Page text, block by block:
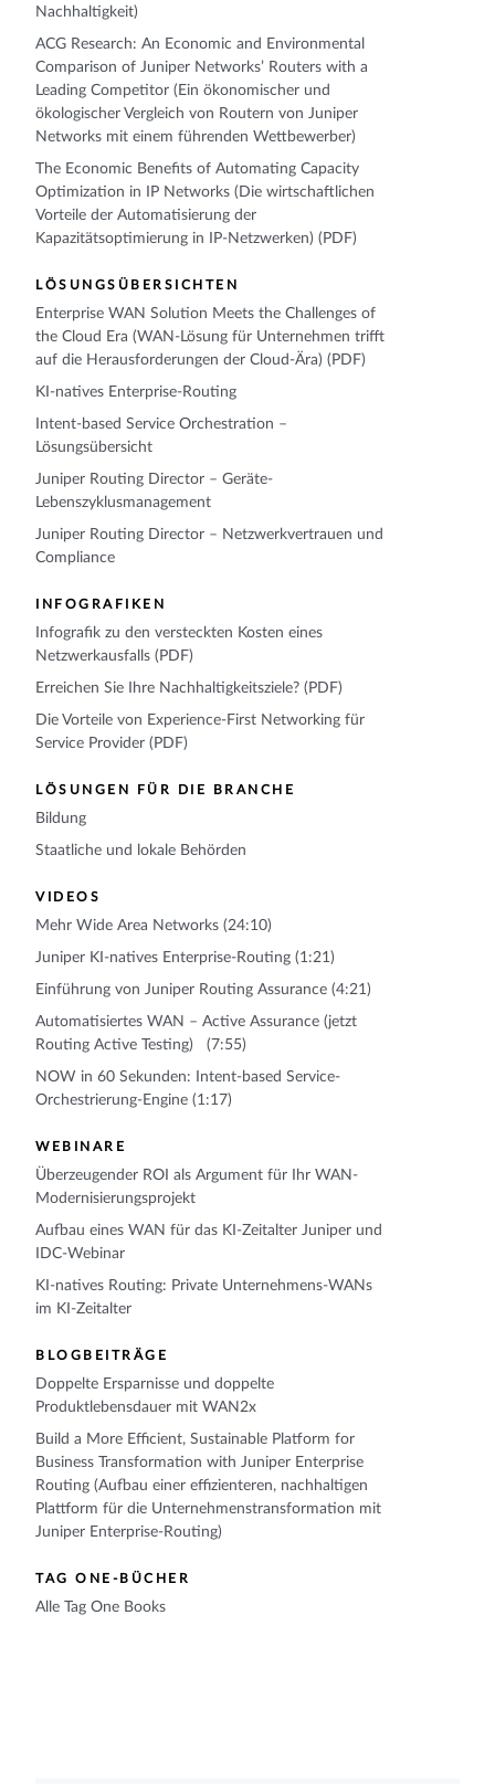
Nachhaltigkeit)
ACG Research: An Economic and Environmental
Comparison of Juniper Networks’ Routers with a
Leading Competitor (Ein ökonomischer und
ökologischer Vergleich von Routern von Juniper
Networks mit einem führenden Wettbewerber)
The Economic Benefits of Automating Capacity
Optimization in IP Networks (Die wirtschaftlichen
Vorteile der Automatisierung der
Kapazitätsoptimierung in IP-Netzwerken) (PDF)
LÖSUNGSÜBERSICHTEN
Enterprise WAN Solution Meets the Challenges of
the Cloud Era (WAN-Lösung für Unternehmen trifft
auf die Herausforderungen der Cloud-Ära) (PDF)
KI-natives Enterprise-Routing
Intent-based Service Orchestration –
Lösungsübersicht
Juniper Routing Director – Geräte-
Lebenszyklusmanagement
Juniper Routing Director – Netzwerkvertrauen und
Compliance
INFOGRAFIKEN
Infografik zu den versteckten Kosten eines
Netzwerkausfalls (PDF)
Erreichen Sie Ihre Nachhaltigkeitsziele? (PDF)
Die Vorteile von Experience-First Networking für
Service Provider (PDF)
LÖSUNGEN FÜR DIE BRANCHE
Bildung
Staatliche und lokale Behörden
VIDEOS
Mehr Wide Area Networks (24:10)
Juniper KI-natives Enterprise-Routing (1:21)
Einführung von Juniper Routing Assurance (4:21)
Automatisiertes WAN – Active Assurance (jetzt
Routing Active Testing) (7:55)
NOW in 60 Sekunden: Intent-based Service-
Orchestrierung-Engine (1:17)
WEBINARE
Überzeugender ROI als Argument für Ihr WAN-
Modernisierungsprojekt
Aufbau eines WAN für das KI-Zeitalter Juniper und
IDC-Webinar
KI-natives Routing: Private Unternehmens-WANs
im KI-Zeitalter
BLOGBEITRÄGE
Doppelte Ersparnisse und doppelte
Produktlebensdauer mit WAN2x
Build a More Efficient, Sustainable Platform for
Business Transformation with Juniper Enterprise
Routing (Aufbau einer effizienteren, nachhaltigen
Plattform für die Unternehmenstransformation mit
Juniper Enterprise-Routing)
TAG ONE-BÜCHER
Alle Tag One Books